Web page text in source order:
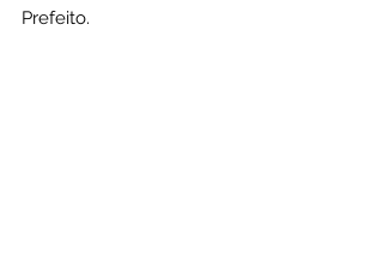
Prefeito.